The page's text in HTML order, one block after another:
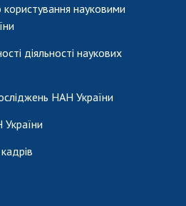
науковими
діяльності наукових
НАН України